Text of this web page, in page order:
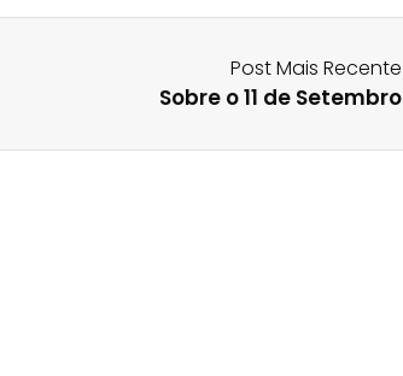
Post Mais Recente
Sobre o 11 de Setembro